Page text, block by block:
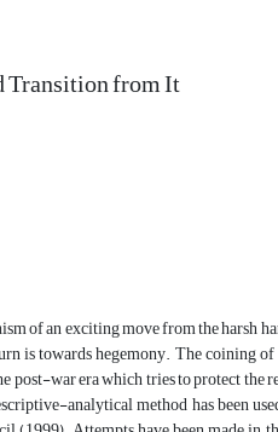
Transition from It
of an exciting move from the harsh
is towards hegemony. The coining
war era which tries to protect the
analytical method has been